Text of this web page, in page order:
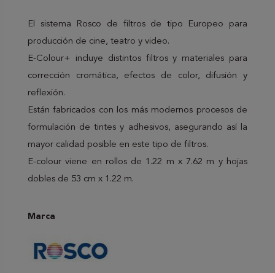
El sistema Rosco de filtros de tipo Europeo para
producción de cine, teatro y video.
E-Colour+ incluye distintos filtros y materiales para
corrección cromática, efectos de color, difusión y
reflexión.
Están fabricados con los más modernos procesos de
formulación de tintes y adhesivos, asegurando así la
mayor calidad posible en este tipo de filtros.
E-colour viene en rollos de 1.22 m x 7.62 m y hojas
dobles de 53 cm x 1.22 m.
Marca